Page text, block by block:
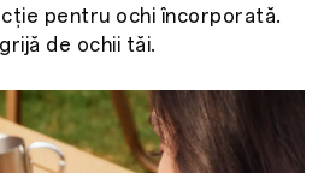
pentru ochi încorporată.
de ochii tăi.